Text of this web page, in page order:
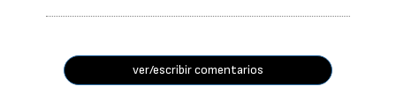
ver/escribir comentarios